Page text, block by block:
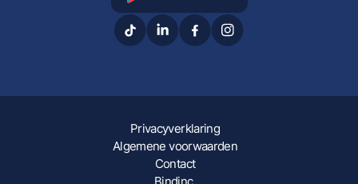
Privacyverklaring
Algemene voorwaarden
Contact